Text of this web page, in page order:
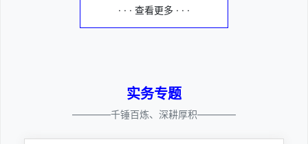
· · · 查看更多 · · ·
实务专题
————千锤百炼、深耕厚积————